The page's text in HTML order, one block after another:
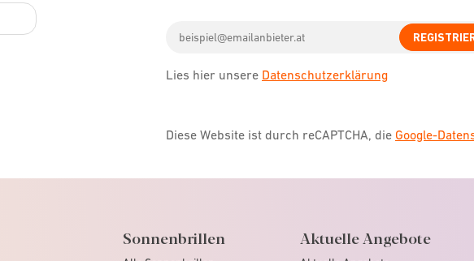
address
Lies hier unsere Datenschutzerklärung
Diese Website ist durch reCAPTCHA, die Google-
Sonnenbrillen Aktuelle Angebote